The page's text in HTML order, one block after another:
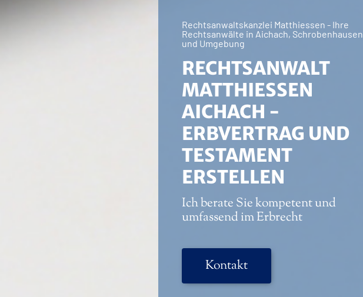
Rechtsanwaltskanzlei Matthiessen - Ihre
Rechtsanwälte in Aichach, Schrobenhausen
und Umgebung
RECHTSANWALT
MATTHIESSEN
AICHACH -
ERBVERTRAG UND
TESTAMENT
ERSTELLEN
Ich berate Sie kompetent und
umfassend im Erbrecht
Kontakt